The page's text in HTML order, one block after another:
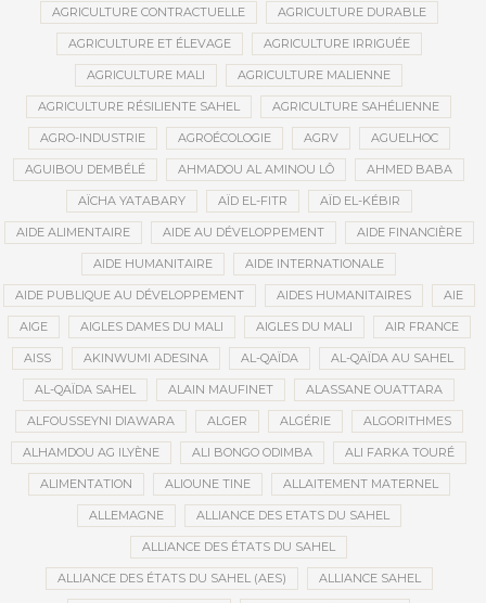
AGRICULTURE CONTRACTUELLE AGRICULTURE DURABLE
AGRICULTURE ET ÉLEVAGE AGRICULTURE IRRIGUÉE
AGRICULTURE MALI AGRICULTURE MALIENNE
AGRICULTURE RÉSILIENTE SAHEL AGRICULTURE SAHÉLIENNE
AGRO-INDUSTRIE AGROÉCOLOGIE AGRV AGUELHOC
AGUIBOU DEMBÉLÉ AHMADOU AL AMINOU LÔ AHMED BABA
AÏCHA YATABARY AÏD EL-FITR AÏD EL-KÉBIR
AIDE ALIMENTAIRE AIDE AU DÉVELOPPEMENT AIDE FINANCIÈRE
AIDE HUMANITAIRE AIDE INTERNATIONALE
AIDE PUBLIQUE AU DÉVELOPPEMENT AIDES HUMANITAIRES AIE
AIGE AIGLES DAMES DU MALI AIGLES DU MALI AIR FRANCE
AISS AKINWUMI ADESINA AL-QAÏDA AL-QAÏDA AU SAHEL
AL-QAÏDA SAHEL ALAIN MAUFINET ALASSANE OUATTARA
ALFOUSSEYNI DIAWARA ALGER ALGÉRIE ALGORITHMES
ALHAMDOU AG ILYÈNE ALI BONGO ODIMBA ALI FARKA TOURÉ
ALIMENTATION ALIOUNE TINE ALLAITEMENT MATERNEL
ALLEMAGNE ALLIANCE DES ETATS DU SAHEL
ALLIANCE DES ÉTATS DU SAHEL
ALLIANCE DES ÉTATS DU SAHEL (AES) ALLIANCE SAHEL